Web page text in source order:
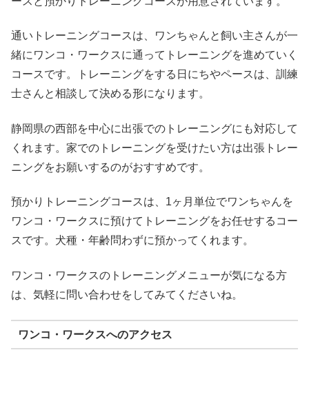
通いトレーニングコースは、ワンちゃんと飼い主さんが一
緒にワンコ・ワークスに通ってトレーニングを進めていく
コースです。トレーニングをする日にちやペースは、訓練
士さんと相談して決める形になります。
静岡県の西部を中心に出張でのトレーニングにも対応して
くれます。家でのトレーニングを受けたい方は出張トレー
ニングをお願いするのがおすすめです。
預かりトレーニングコースは、1ヶ月単位でワンちゃんを
ワンコ・ワークスに預けてトレーニングをお任せするコー
スです。犬種・年齢問わずに預かってくれます。
ワンコ・ワークスのトレーニングメニューが気になる方
は、気軽に問い合わせをしてみてくださいね。
ワンコ・ワークスへのアクセス